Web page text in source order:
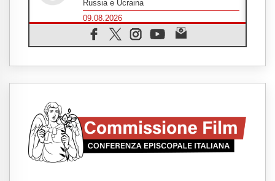
Russia e Ucraina
09.08.2026
Tra Tolkien e Leone, un convegno su
"l'uomo, il mezzo e l'algoritmo"
Spagna, controlli alle frontiere per i
09.08.2026
Il dialogo interreligioso, isola di resistenza
per rispondere alle paure del mondo